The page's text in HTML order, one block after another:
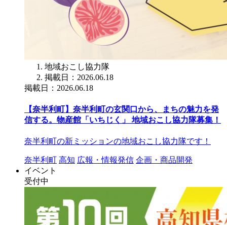
地域おこし協力隊
掲載日：2026.06.18
掲載日：2026.06.18
【奈半利町】奈半利町の玄関口から、まちの魅力を発
信する。物産館「いちじく」 地域おこし協力隊募集！
奈半利町の新ミッションの地域おこし協力隊です！
奈半利町 高知 広報・情報発信 企画・商品開発
イベント
受付中